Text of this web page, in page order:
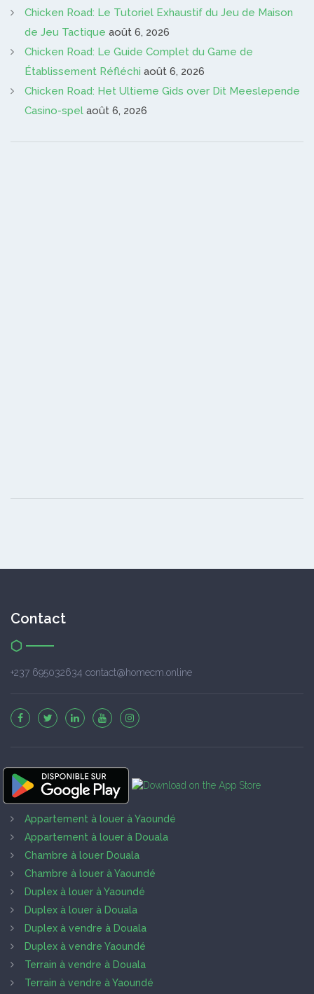
Chicken Road: Le Tutoriel Exhaustif du Jeu de Maison
de Jeu Tactique août 6, 2026
Chicken Road: Le Guide Complet du Game de
Établissement Réfléchi août 6, 2026
Chicken Road: Het Ultieme Gids over Dit Meeslepende
Casino-spel août 6, 2026
Contact
+237 695032634 contact@homecm.online
Appartement à louer à Yaoundé
Appartement à louer à Douala
Chambre à louer Douala
Chambre à louer à Yaoundé
Duplex à louer à Yaoundé
Duplex à louer à Douala
Duplex à vendre à Douala
Duplex à vendre Yaoundé
Terrain à vendre à Douala
Terrain à vendre à Yaoundé